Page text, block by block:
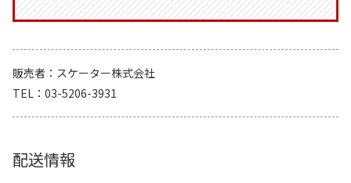
販売者
スケーター株式会社
TEL
03-5206-3931
配送情報